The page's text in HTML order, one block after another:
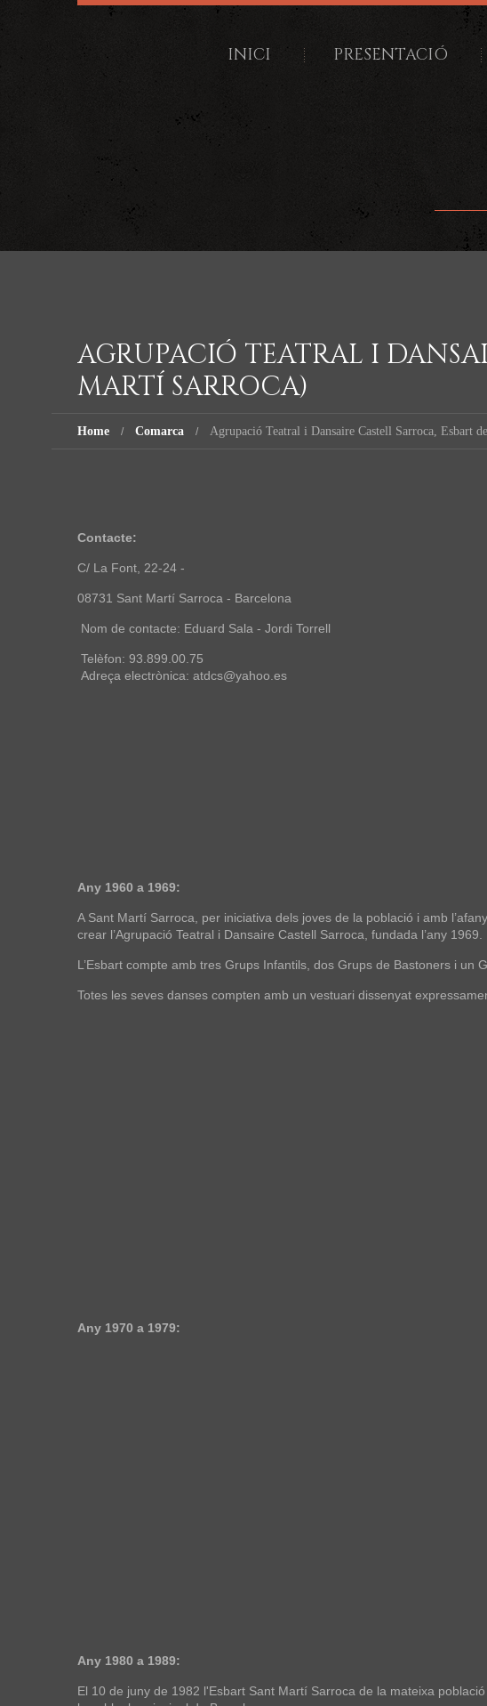
INICI PRESENTACIÓ
AGRUPACIÓ TEATRAL I
MARTÍ SARROCA)
Home Comarca Agrupació Teatral i Dansaire Castell Sarroca, Esbart
Contacte:
C/ La Font, 22-24 -
08731 Sant Martí Sarroca - Barcelona
Nom de contacte: Eduard Sala - Jordi Torrell
Telèfon: 93.899.00.75
Adreça electrònica: atdcs@yahoo.es
Any 1960 a 1969:
A Sant Martí Sarroca, per iniciativa dels joves de la població i amb
crear l’Agrupació Teatral i Dansaire Castell Sarroca, fundada l’any 1969.
L’Esbart compte amb tres Grups Infantils, dos Grups de Bastoners i un
Totes les seves danses compten amb un vestuari dissenyat
Any 1970 a 1979:
Any 1980 a 1989:
El 10 de juny de 1982 l'Esbart Sant Martí Sarroca de la mateixa